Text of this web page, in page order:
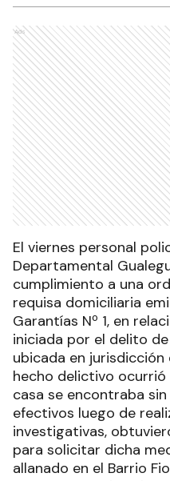
Ads
El viernes personal
Departamental
cumplimiento a una
requisa domiciliaria
Garantías Nº 1, en
iniciada por el delito
ubicada en jurisdicción
hecho delictivo ocurrió
casa se encontraba
efectivos luego de
investigativas,
para solicitar dicha
allanado en el Barrio